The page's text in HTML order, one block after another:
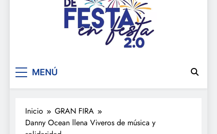
De festa en festa 2.0
MENÚ
Inicio
GRAN FIRA
Danny Ocean llena Viveros de música y